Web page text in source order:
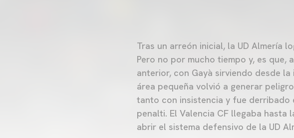
Tras un arreón inicial, la UD Almería
Pero no por mucho tiempo y, es que,
anterior, con Gayà sirviendo desde
área pequeña volvió a generar
tanto con insistencia y fue derribado
penalti. El Valencia CF llegaba
abrir el sistema defensivo de la UD